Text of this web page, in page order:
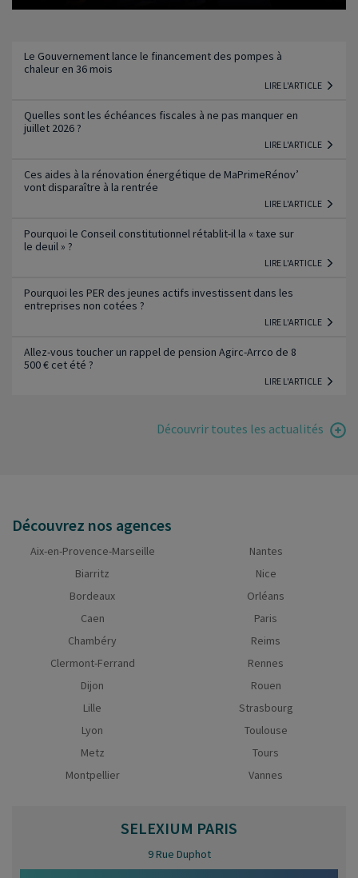
Le Gouvernement lance le financement des pompes à
chaleur en 36 mois
LIRE L'ARTICLE
Quelles sont les échéances fiscales à ne pas manquer en
juillet 2026 ?
LIRE L'ARTICLE
Ces aides à la rénovation énergétique de MaPrimeRénov’
vont disparaître à la rentrée
LIRE L'ARTICLE
Pourquoi le Conseil constitutionnel rétablit-il la « taxe sur
le deuil » ?
LIRE L'ARTICLE
Pourquoi les PER des jeunes actifs investissent dans les
entreprises non cotées ?
LIRE L'ARTICLE
Allez-vous toucher un rappel de pension Agirc-Arrco de 8
500 € cet été ?
LIRE L'ARTICLE
Découvrir toutes les actualités
Découvrez nos agences
Aix-en-Provence-Marseille
Biarritz
Bordeaux
Caen
Chambéry
Clermont-Ferrand
Dijon
Lille
Lyon
Metz
Montpellier
Nantes
Nice
Orléans
Paris
Reims
Rennes
Rouen
Strasbourg
Toulouse
Tours
Vannes
SELEXIUM PARIS
9 Rue Duphot